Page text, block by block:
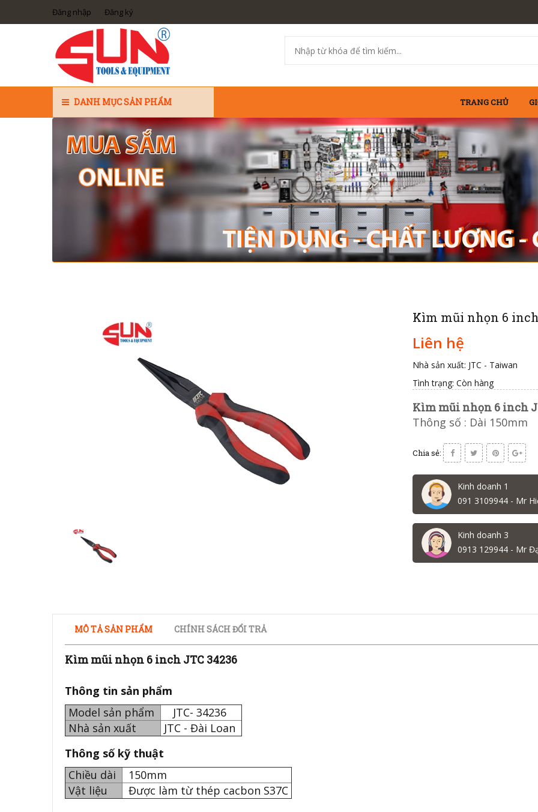
Đăng nhập Đăng ký
DANH MỤC SẢN PHẨM TRANG CHỦ
Kìm mũi nhọn 6 inch
Liên hệ
Nhà sản xuất: JTC - Taiwan
Tình trạng: Còn hàng
Kìm mũi nhọn 6 inch
Thông số : Dài 150mm
Chia sẻ:
Kinh doanh 1
091 3109944 - Mr
Kinh doanh 3
0913 129944 - Mr
MÔ TẢ SẢN PHẨM CHÍNH SÁCH ĐỔI TRẢ
Kìm mũi nhọn 6 inch JTC 34236
Thông tin sản phẩm
Model sản phẩm
JTC- 34236
Nhà sản xuất
JTC - Đài Loan
Thông số kỹ thuật
Chiều dài
150mm
Vật liệu
Được làm từ thép cacbon S37C